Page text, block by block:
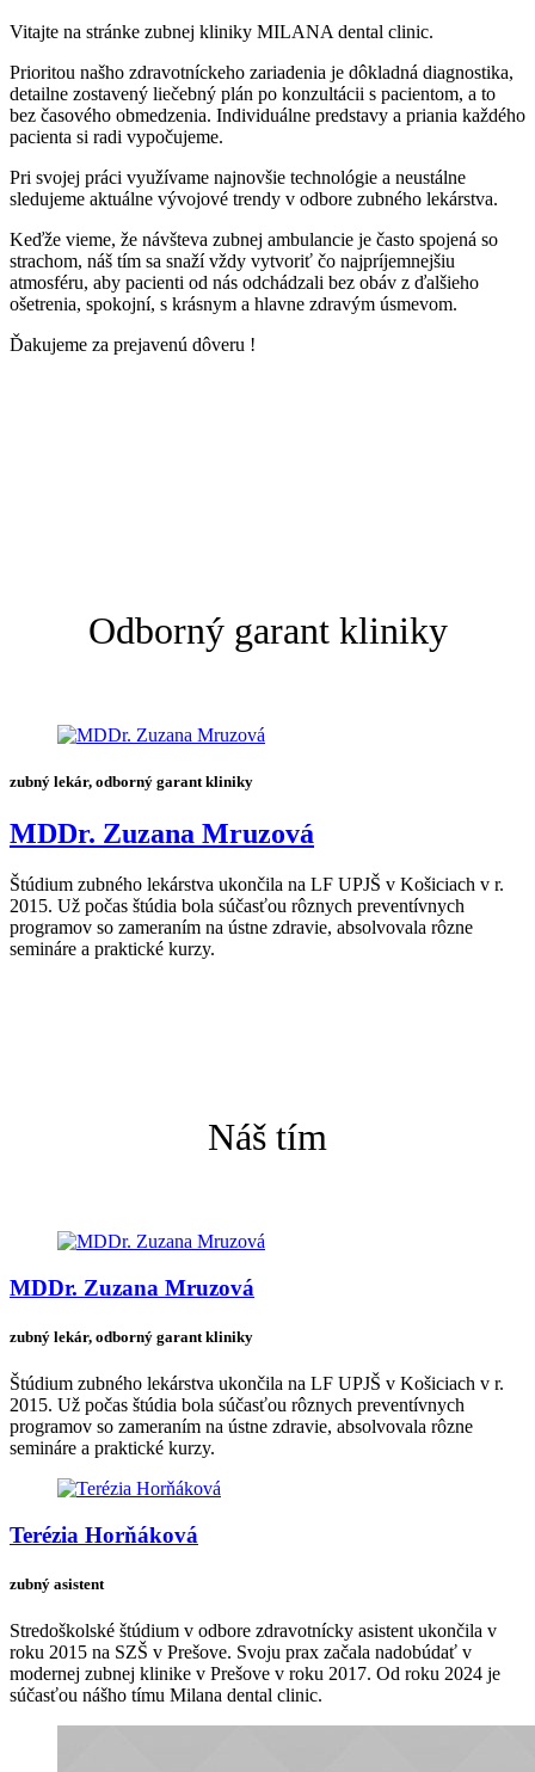
Vitajte na stránke zubnej kliniky MILANA dental clinic.
Prioritou našho zdravotníckeho zariadenia je dôkladná diagnostika,
detailne zostavený liečebný plán po konzultácii s pacientom, a to
bez časového obmedzenia. Individuálne predstavy a priania každého
pacienta si radi vypočujeme.
Pri svojej práci využívame najnovšie technológie a neustálne
sledujeme aktuálne vývojové trendy v odbore zubného lekárstva.
Keďže vieme, že návšteva zubnej ambulancie je často spojená so
strachom, náš tím sa snaží vždy vytvoriť čo najpríjemnejšiu
atmosféru, aby pacienti od nás odchádzali bez obáv z ďalšieho
ošetrenia, spokojní, s krásnym a hlavne zdravým úsmevom.
Ďakujeme za prejavenú dôveru !
Odborný garant kliniky
zubný lekár, odborný garant kliniky
MDDr. Zuzana Mruzová
Štúdium zubného lekárstva ukončila na LF UPJŠ v Košiciach v r.
2015. Už počas štúdia bola súčasťou rôznych preventívnych
programov so zameraním na ústne zdravie, absolvovala rôzne
semináre a praktické kurzy.
Náš tím
MDDr. Zuzana Mruzová
zubný lekár, odborný garant kliniky
Štúdium zubného lekárstva ukončila na LF UPJŠ v Košiciach v r.
2015. Už počas štúdia bola súčasťou rôznych preventívnych
programov so zameraním na ústne zdravie, absolvovala rôzne
semináre a praktické kurzy.
Terézia Horňáková
zubný asistent
Stredoškolské štúdium v odbore zdravotnícky asistent ukončila v
roku 2015 na SZŠ v Prešove. Svoju prax začala nadobúdať v
modernej zubnej klinike v Prešove v roku 2017. Od roku 2024 je
súčasťou nášho tímu Milana dental clinic.